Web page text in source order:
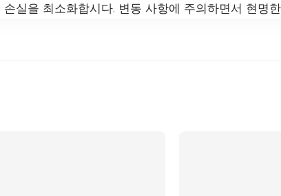
실을 최소화합시다. 변동 사항에 주의하면서 현명